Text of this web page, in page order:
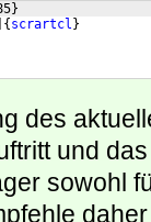
}
{ scrartcl }
des
und
sowohl